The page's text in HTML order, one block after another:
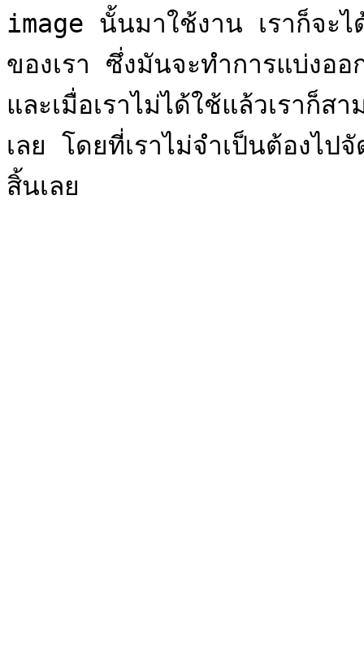
image นั้นมาใช้งาน เราก็จะ
ของเรา ซึ่งมันจะทำการแบ่งอ
และเมื่อเราไม่ได้ใช้แล้วเรา
เลย โดยที่เราไม่จำเป็นต้องไป